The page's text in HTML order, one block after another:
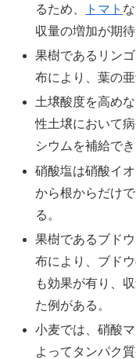
るため、
トマト
収量の増加が期待
果樹であるリン
布により、葉の
土壌酸度を高めな
性土壌において
シウムを補給でき
硝酸塩は硝酸イ
から根からだけ
る。
果樹であるブド
布により、ブド
も効果が有り、
た例がある。
小麦では、硝酸
よってタンパク